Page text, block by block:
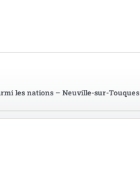
les nations – Neuville-sur-Touques